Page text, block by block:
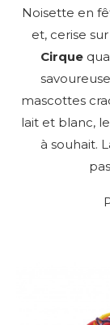
Noisette en
et, cerise
Cirque
mascottes
lait et blanc,
à souhait.